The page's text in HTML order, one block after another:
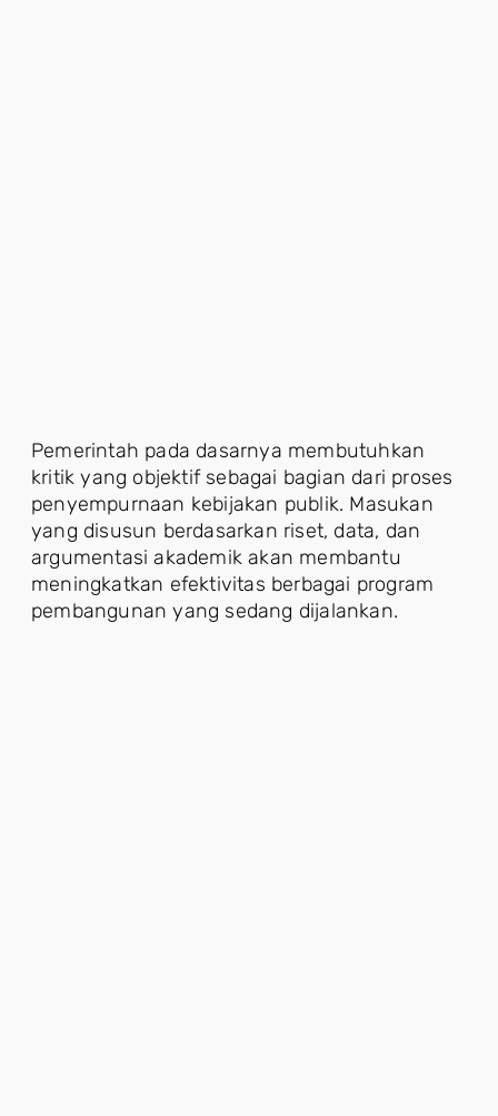
Pemerintah pada dasarnya membutuhkan
kritik yang objektif sebagai bagian dari proses
penyempurnaan kebijakan publik. Masukan
yang disusun berdasarkan riset, data, dan
argumentasi akademik akan membantu
meningkatkan efektivitas berbagai program
pembangunan yang sedang dijalankan.